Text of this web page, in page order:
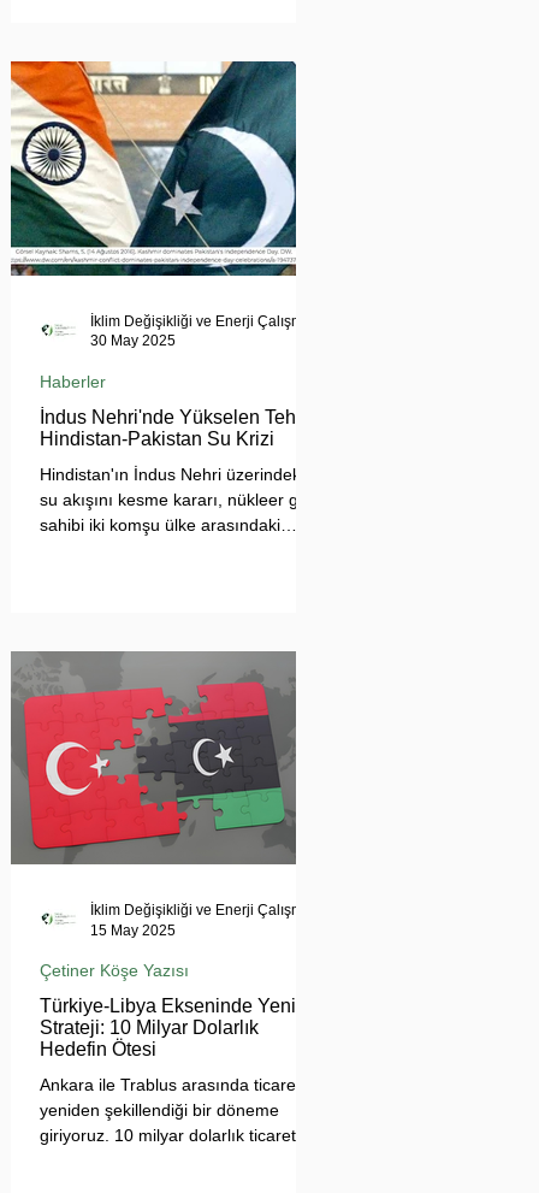
İndus Nehri'nde Yükselen Tehdit:
Hindistan-Pakistan Su Krizi
Hindistan'ın İndus Nehri üzerindeki
su akışını kesme kararı, nükleer güç
sahibi iki komşu ülke arasındaki
suyu teminini ve enerji güvenliğini
tehdit ediyor. Uzmanlar, suyun
çatışma değil, işbirliği aracı olması
gerektiğini vurgularken, krizin
bölgesel barışı ve çevresel güvenliği
tehdit ettiğine dikkat çekiyor.
Haberler
30 May 2025
Türkiye-Libya Ekseninde Yeni
Strateji: 10 Milyar Dolarlık
Hedefin Ötesi
Ankara ile Trablus arasında ticaretin
yeniden şekillendiği bir döneme
giriyoruz. 10 milyar dolarlık ticaret
Çetiner Köşe Yazısı
15 May 2025